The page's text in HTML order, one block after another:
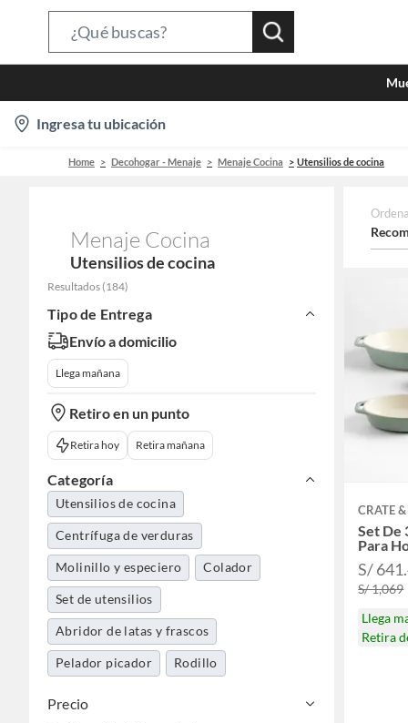
Bar
location-
icon
Ingresa tu ubicación
Home Decohogar - Menaje Menaje Cocina Utensilios de cocina
Menaje Cocina
Utensilios de cocina
Resultados (184)
Tipo de Entrega
Envío a domicilio
Llega mañana
Retiro en un punto
Retira hoy Retira mañana
Categoría
Utensilios de cocina
Centrífuga de verduras
Molinillo y especiero Colador
Set de utensilios
Abridor de latas y frascos
Pelador picador Rodillo
Precio
CRATE
Set De
Para
S/
S/ 1,069
Llega
Retira